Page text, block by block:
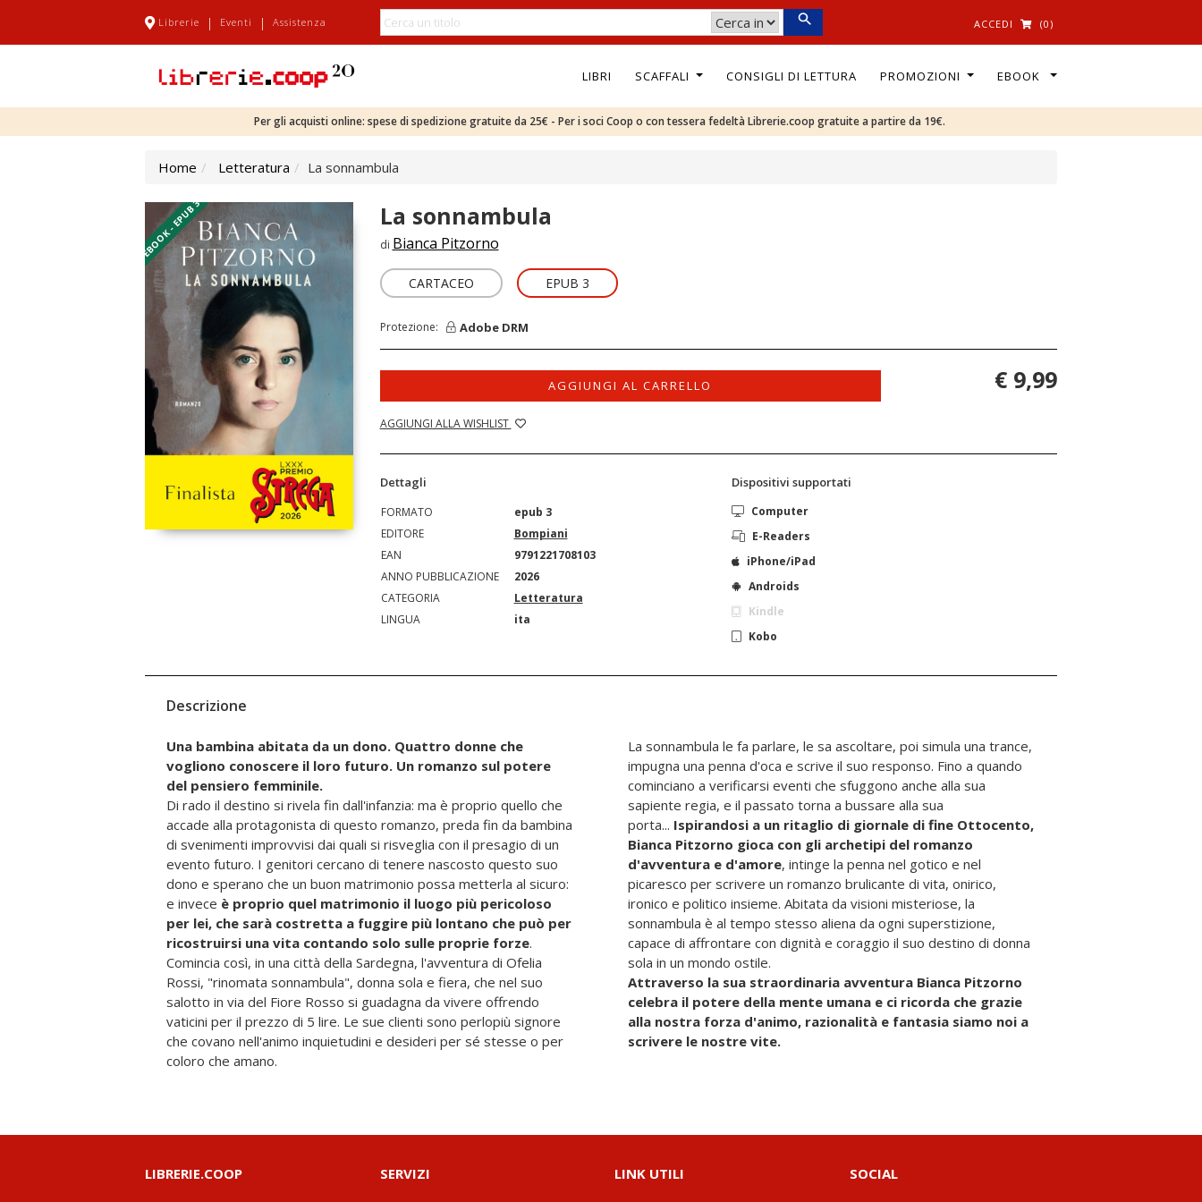
Librerie | Eventi | Assistenza ACCEDI (0)
LIBRI SCAFFALI CONSIGLI DI LETTURA PROMOZIONI EBOOK
Per gli acquisti online: spese di spedizione gratuite da 25€ - Per i soci Coop o con tessera fedeltà Librerie.coop gratuite a partire da 19€.
Home Letteratura La sonnambula
EBOOK - EPUB 3 La sonnambula
di Bianca Pitzorno
CARTACEO EPUB 3
Protezione: Adobe DRM
AGGIUNGI AL CARRELLO
AGGIUNGI ALLA WISHLIST
€ 9,99
Dettagli
FORMATO
epub 3
EDITORE
Bompiani
EAN
9791221708103
ANNO PUBBLICAZIONE
2026
CATEGORIA
Letteratura
LINGUA
ita
Dispositivi supportati
Computer
E-Readers
iPhone/iPad
Androids
Kindle
Kobo
Descrizione
Una bambina abitata da un dono. Quattro donne che
vogliono conoscere il loro futuro. Un romanzo sul potere
del pensiero femminile.
Di rado il destino si rivela fin dall'infanzia: ma è proprio quello che
accade alla protagonista di questo romanzo, preda fin da bambina
di svenimenti improvvisi dai quali si risveglia con il presagio di un
evento futuro. I genitori cercano di tenere nascosto questo suo
dono e sperano che un buon matrimonio possa metterla al sicuro:
e invece è proprio quel matrimonio il luogo più pericoloso
per lei, che sarà costretta a fuggire più lontano che può per
ricostruirsi una vita contando solo sulle proprie forze.
Comincia così, in una città della Sardegna, l'avventura di Ofelia
Rossi, "rinomata sonnambula", donna sola e fiera, che nel suo
salotto in via del Fiore Rosso si guadagna da vivere offrendo
vaticini per il prezzo di 5 lire. Le sue clienti sono perlopiù signore
che covano nell'animo inquietudini e desideri per sé stesse o per
coloro che amano.
La sonnambula le fa parlare, le sa ascoltare, poi simula una trance,
impugna una penna d'oca e scrive il suo responso. Fino a quando
cominciano a verificarsi eventi che sfuggono anche alla sua
sapiente regia, e il passato torna a bussare alla sua
porta... Ispirandosi a un ritaglio di giornale di fine Ottocento,
Bianca Pitzorno gioca con gli archetipi del romanzo
d'avventura e d'amore, intinge la penna nel gotico e nel
picaresco per scrivere un romanzo brulicante di vita, onirico,
ironico e politico insieme. Abitata da visioni misteriose, la
sonnambula è al tempo stesso aliena da ogni superstizione,
capace di affrontare con dignità e coraggio il suo destino di donna
sola in un mondo ostile.
Attraverso la sua straordinaria avventura Bianca Pitzorno
celebra il potere della mente umana e ci ricorda che grazie
alla nostra forza d'animo, razionalità e fantasia siamo noi a
scrivere le nostre vite.
LIBRERIE.COOP SERVIZI LINK UTILI SOCIAL